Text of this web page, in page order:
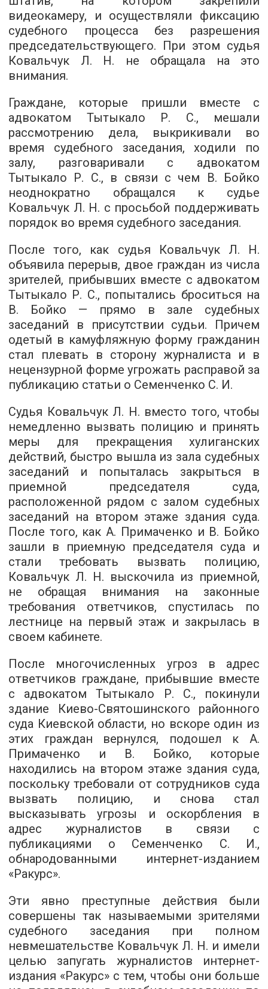
видеокамеру, и осуществляли фиксацию
судебного процесса без разрешения
председательствующего. При этом судья
Ковальчук Л. Н. не обращала на это
внимания.
Граждане, которые пришли вместе с
адвокатом Тытыкало Р. С., мешали
рассмотрению дела, выкрикивали во
время судебного заседания, ходили по
залу, разговаривали с адвокатом
Тытыкало Р. С., в связи с чем В. Бойко
неоднократно обращался к судье
Ковальчук Л. Н. с просьбой поддерживать
порядок во время судебного заседания.
После того, как судья Ковальчук Л. Н.
объявила перерыв, двое граждан из числа
зрителей, прибывших вместе с адвокатом
Тытыкало Р. С., попытались броситься на
В. Бойко — прямо в зале судебных
заседаний в присутствии судьи. Причем
одетый в камуфляжную форму гражданин
стал плевать в сторону журналиста и в
нецензурной форме угрожать расправой за
публикацию статьи о Семенченко С. И.
Судья Ковальчук Л. Н. вместо того, чтобы
немедленно вызвать полицию и принять
меры для прекращения хулиганских
действий, быстро вышла из зала судебных
заседаний и попыталась закрыться в
приемной председателя суда,
расположенной рядом с залом судебных
заседаний на втором этаже здания суда.
После того, как А. Примаченко и В. Бойко
зашли в приемную председателя суда и
стали требовать вызвать полицию,
Ковальчук Л. Н. выскочила из приемной,
не обращая внимания на законные
требования ответчиков, спустилась по
лестнице на первый этаж и закрылась в
своем кабинете.
После многочисленных угроз в адрес
ответчиков граждане, прибывшие вместе
с адвокатом Тытыкало Р. С., покинули
здание Киево-Святошинского районного
суда Киевской области, но вскоре один из
этих граждан вернулся, подошел к А.
Примаченко и В. Бойко, которые
находились на втором этаже здания суда,
поскольку требовали от сотрудников суда
вызвать полицию, и снова стал
высказывать угрозы и оскорбления в
адрес журналистов в связи с
публикациями о Семенченко С. И.,
обнародованными интернет-изданием
«Ракурс».
Эти явно преступные действия были
совершены так называемыми зрителями
судебного заседания при полном
невмешательстве Ковальчук Л. Н. и имели
целью запугать журналистов интернет-
издания «Ракурс» с тем, чтобы они больше